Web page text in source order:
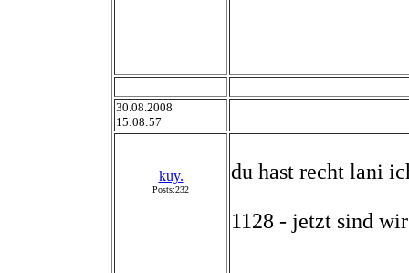
30.08.2008
15:08:57
kuy.
Posts:232
du hast recht lani
1128 - jetzt sind